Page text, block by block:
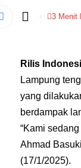
3 Menit
Rilis
Lampung
yang
berdampak
“Kami
Ahmad
(17/1/2025).